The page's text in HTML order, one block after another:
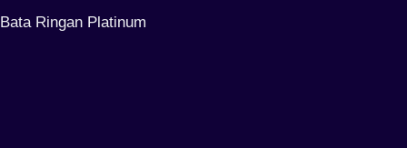
Bata Ringan Platinum